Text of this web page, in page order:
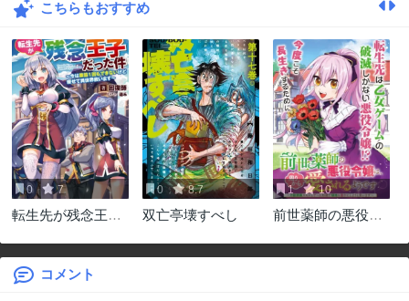
こちらもおすすめ
0 7
転生先が残念王子
けど痩せて異世界
救います～
0 8.7
双亡亭壊すべし
1 10
前世薬師の悪役令
コメント